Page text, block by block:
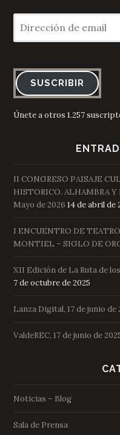
de
email
SUSCRIBIR
Únete a otros 1.257
II CONGRESO PAISAJE
HISTORICO. ALHAMBRA Y
Mayo de 2026 14 de abril de
I ENCUENTRO DE
MONTIEL – SIGLO DE
XII Edición de La Ruta de
7 de octubre de 2025
Lanza Digital, 17 de junio de
ValdeREC, 17 de junio de
Noticias – Blog
Sala de Prensa